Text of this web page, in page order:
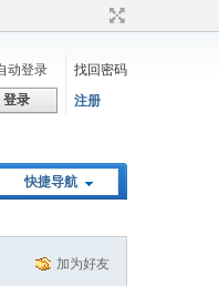
动登录
找回密码
登录 注册
快捷导航
加为好友